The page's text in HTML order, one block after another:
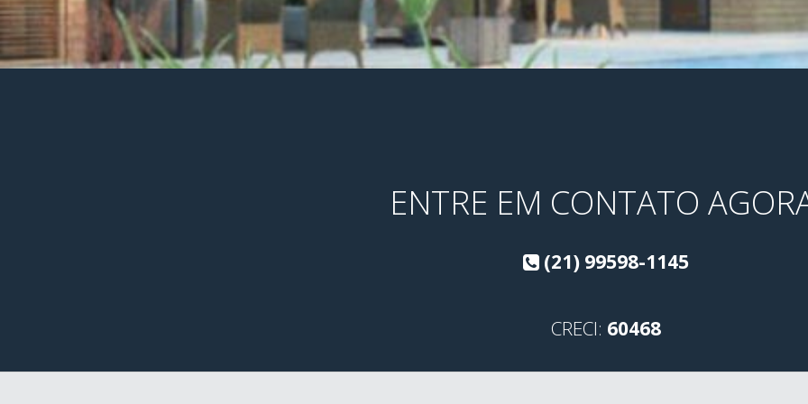
ENTRE EM CONTATO
(21) 99598-1145
CRECI: 60468